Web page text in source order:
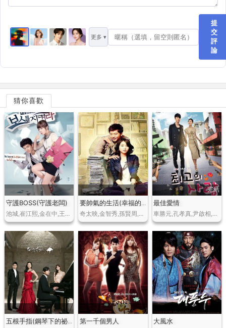
更多 ▾
提
交
評
論
猜你喜歡
守護BOSS(守護老闆)
池城,崔江熙,金在中,王智慧
要帥氣的生活(幸福的反擊)
奇太映,金智秀,孫賢周,高世元,金熙貞,吳大奎
完結
最佳愛情
車勝元,孔孝真,尹啟相,劉仁娜,裴澀琪,李姬珍,韓振熙等
五根手指(鋼琴下的祕密) 第一千個男人 大風水